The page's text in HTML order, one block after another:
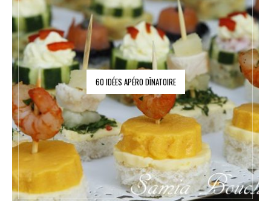
60 IDÉES APÉRO DÎNATOIRE